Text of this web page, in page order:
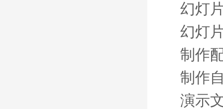
幻灯
幻灯
制作
制作
演示